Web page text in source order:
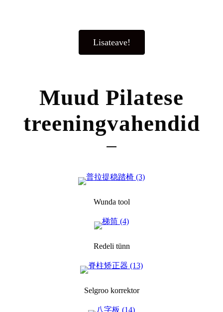
Lisateave!
Muud Pilatese
treeningvahendid
Wunda tool
Redeli tünn
Selgroo korrektor